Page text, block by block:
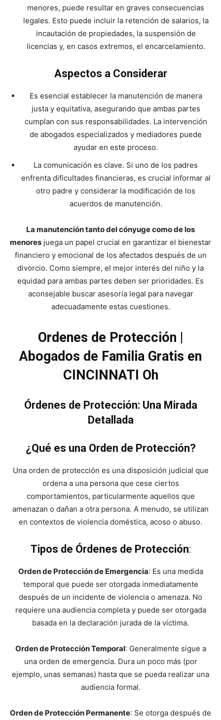
menores, puede resultar en graves consecuencias
legales. Esto puede incluir la retención de salarios, la
incautación de propiedades, la suspensión de
licencias y, en casos extremos, el encarcelamiento.
Aspectos a Considerar
Es esencial establecer la manutención de manera
justa y equitativa, asegurando que ambas partes
cumplan con sus responsabilidades. La intervención
de abogados especializados y mediadores puede
ayudar en este proceso.
La comunicación es clave. Si uno de los padres
enfrenta dificultades financieras, es crucial informar al
otro padre y considerar la modificación de los
acuerdos de manutención.
La manutención tanto del cónyuge como de los
menores juega un papel crucial en garantizar el bienestar
financiero y emocional de los afectados después de un
divorcio. Como siempre, el mejor interés del niño y la
equidad para ambas partes deben ser prioridades. Es
aconsejable buscar asesoría legal para navegar
adecuadamente estas cuestiones.
Ordenes de Protección |
Abogados de Familia Gratis en
CINCINNATI Oh
Órdenes de Protección: Una Mirada
Detallada
¿Qué es una Orden de Protección?
Una orden de protección es una disposición judicial que
ordena a una persona que cese ciertos
comportamientos, particularmente aquellos que
amenazan o dañan a otra persona. A menudo, se utilizan
en contextos de violencia doméstica, acoso o abuso.
Tipos de Órdenes de Protección:
Orden de Protección de Emergencia: Es una medida
temporal que puede ser otorgada inmediatamente
después de un incidente de violencia o amenaza. No
requiere una audiencia completa y puede ser otorgada
basada en la declaración jurada de la víctima.
Orden de Protección Temporal: Generalmente sigue a
una orden de emergencia. Dura un poco más (por
ejemplo, unas semanas) hasta que se pueda realizar una
audiencia formal.
Orden de Protección Permanente: Se otorga después de